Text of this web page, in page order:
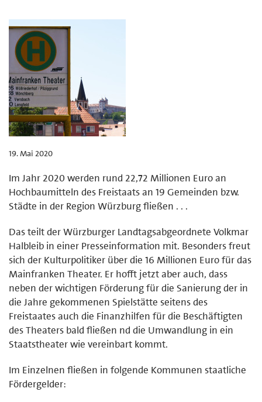
19. Mai 2020
Im Jahr 2020 werden rund 22,72 Millionen Euro an
Hochbaumitteln des Freistaats an 19 Gemeinden bzw.
Städte in der Region Würzburg fließen . . .
Das teilt der Würzburger Landtagsabgeordnete Volkmar
Halbleib in einer Presseinformation mit. Besonders freut
sich der Kulturpolitiker über die 16 Millionen Euro für das
Mainfranken Theater. Er hofft jetzt aber auch, dass
neben der wichtigen Förderung für die Sanierung der in
die Jahre gekommenen Spielstätte seitens des
Freistaates auch die Finanzhilfen für die Beschäftigten
des Theaters bald fließen nd die Umwandlung in ein
Staatstheater wie vereinbart kommt.
Im Einzelnen fließen in folgende Kommunen staatliche
Fördergelder: